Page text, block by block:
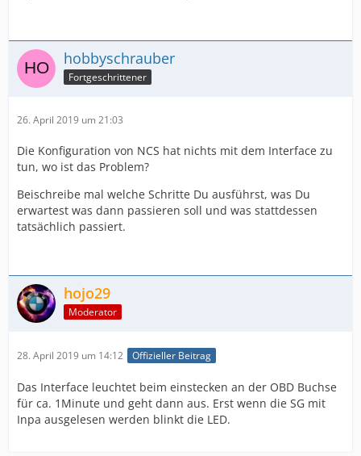
hobbyschrauber
Fortgeschrittener
26. April 2019 um 21:03
Die Konfiguration von NCS hat nichts mit dem Interface zu
tun, wo ist das Problem?
Beischreibe mal welche Schritte Du ausführst, was Du
erwartest was dann passieren soll und was stattdessen
tatsächlich passiert.
hojo29
Moderator
28. April 2019 um 14:12 Offizieller Beitrag
Das Interface leuchtet beim einstecken an der OBD Buchse
für ca. 1Minute und geht dann aus. Erst wenn die SG mit
Inpa ausgelesen werden blinkt die LED.